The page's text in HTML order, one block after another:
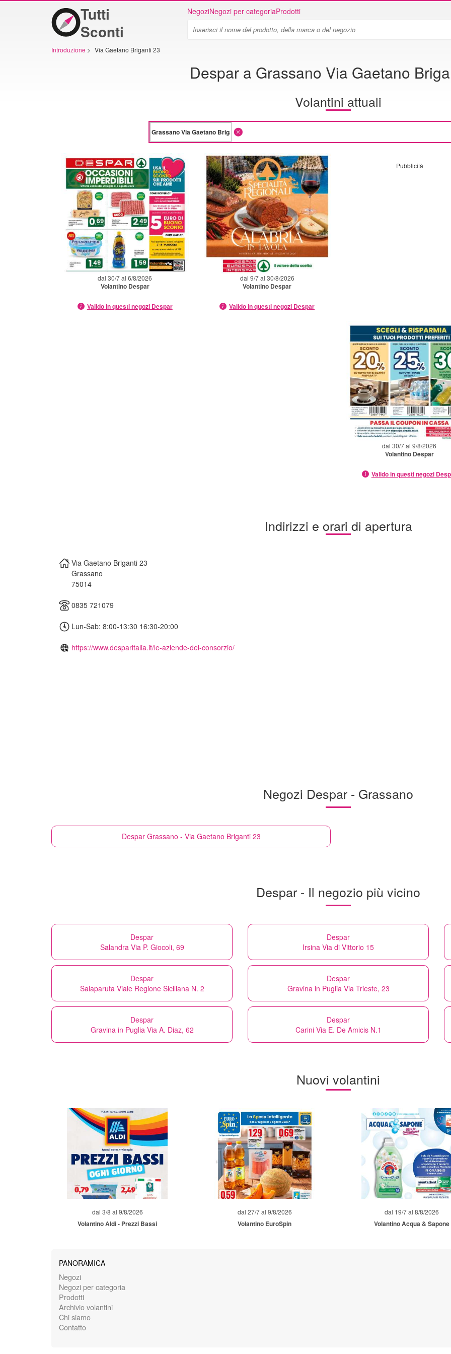
Tutti
Sconti
NegoziNegozi per categoriaProdotti
Introduzione > Via Gaetano Briganti 23
Despar a Grassano Via Gaetano
Volantini attuali
dal 30/7 al 6/8/2026
Volantino Despar
Valido in questi negozi Despar
dal 9/7 al 30/8/2026
Volantino Despar
Valido in questi negozi Despar
Pubblicità
dal 30/7 al 9/8/2026
Volantino Despar
Valido in questi negozi
Indirizzi e orari di apertura
Via Gaetano Briganti 23
Grassano
75014
0835 721079
Lun-Sab: 8:00-13:30 16:30-20:00
https://www.desparitalia.it/le-aziende-del-consorzio/
Negozi Despar - Grassano
Despar Grassano - Via Gaetano Briganti 23
Despar - Il negozio più vicino
Despar
Salandra Via P. Giocoli, 69
Despar
Irsina Via di Vittorio 15
Despar
Salaparuta Viale Regione Siciliana N. 2
Despar
Gravina in Puglia Via Trieste, 23
Despar
Gravina in Puglia Via A. Diaz, 62
Despar
Carini Via E. De Amicis N.1
Nuovi volantini
dal 3/8 al 9/8/2026
Volantino Aldi - Prezzi Bassi
dal 27/7 al 9/8/2026
Volantino EuroSpin
dal 19/7 al 8/8/2026
Volantino Acqua & Sapone
PANORAMICA
Negozi
Negozi per categoria
Prodotti
Archivio volantini
Chi siamo
Contatto